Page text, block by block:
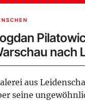
nach
aus
seine